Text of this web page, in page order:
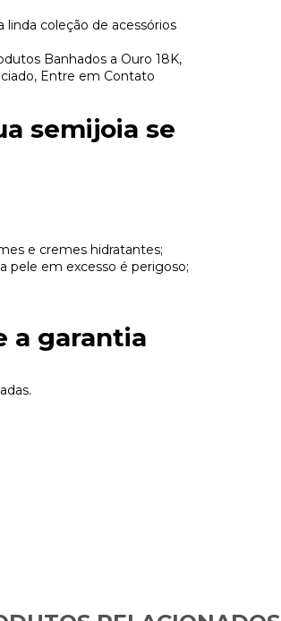
linda coleção de acessórios
Banhados a Ouro 18K,
Entre em Contato
semijoia se
e cremes hidratantes;
pele em excesso é perigoso;
a garantia